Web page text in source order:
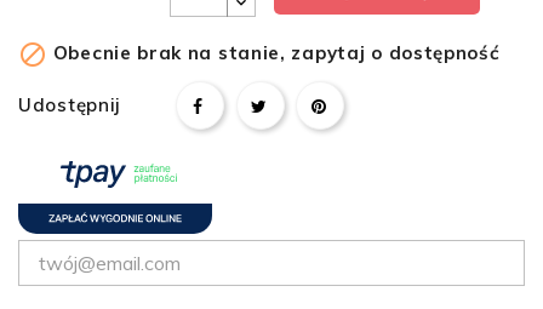
 Obecnie brak na stanie, zapytaj o dostępność
Udostępnij